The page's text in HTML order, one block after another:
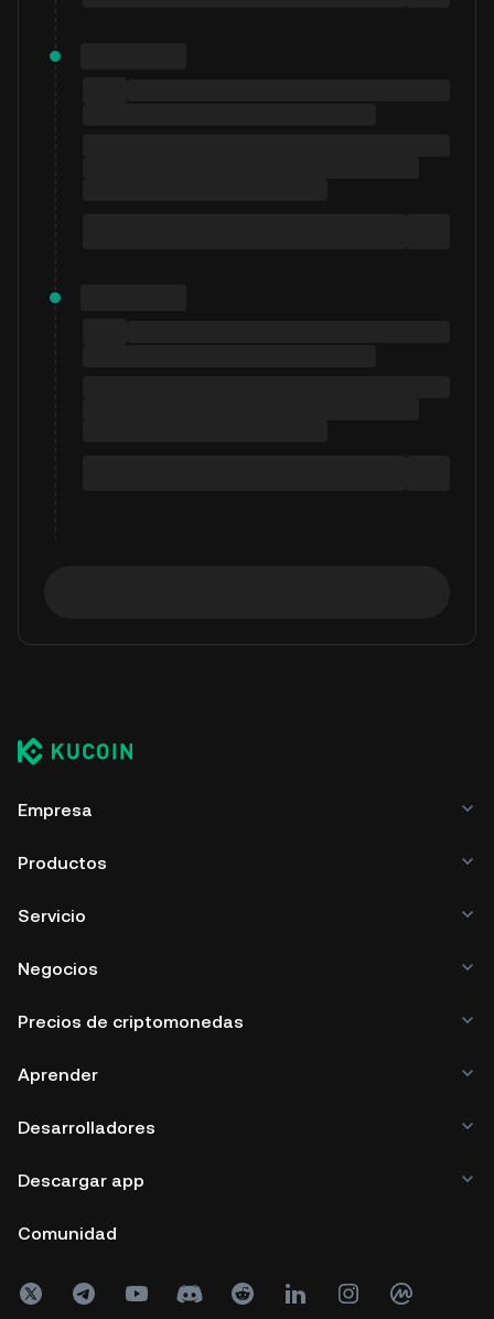
Empresa
Productos
Servicio
Negocios
Precios de criptomonedas
Aprender
Desarrolladores
Descargar app
Comunidad